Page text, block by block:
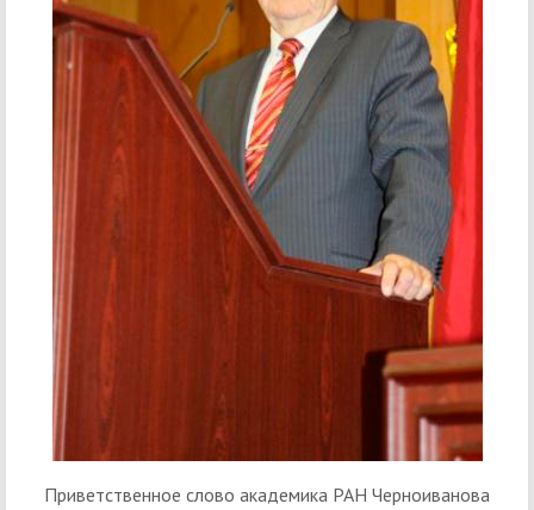
Приветственное слово академика РАН Черноиванова